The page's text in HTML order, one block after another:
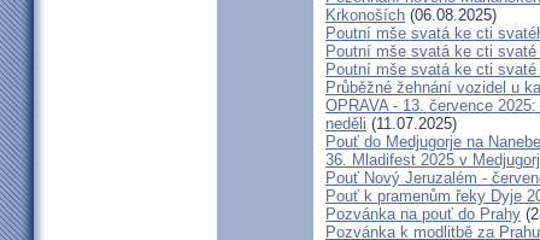
Krkonoších (06.08.2025)
Poutní mše svatá ke cti
Poutní mše svatá ke cti
Poutní mše svatá ke cti
Průběžné žehnání vozidel u
OPRAVA - 13. července
neděli (11.07.2025)
Pouť do Medjugorje na
36. Mladifest 2025 v
Pouť Nový Jeruzalém -
Pouť k pramenům řeky Dyje
Pozvánka na pouť do Prahy
Pozvánka k modlitbě za